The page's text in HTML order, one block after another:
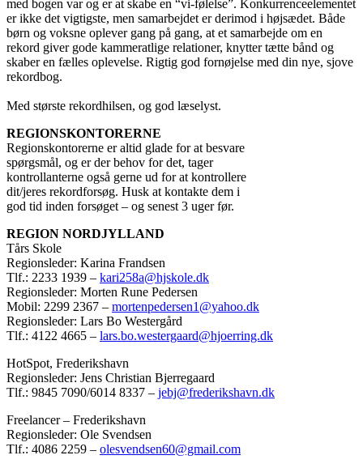
med bogen var og er at skabe en “vi-følelse”. Konkurrenceelementet
er ikke det vigtigste, men samarbejdet er derimod i højsædet. Både
børn og voksne oplever gang på gang, at et samarbejde om en
rekord giver gode kammeratlige relationer, knytter tætte bånd og
skaber en fælles oplevelse. Rigtig god fornøjelse med din nye, sjove
rekordbog.
Med største rekordhilsen, og god læselyst.
REGIONSKONTORERNE
Regionskontorerne er altid glade for at besvare
spørgsmål, og er der behov for det, tager
kontrollanterne også gerne ud for at kontrollere
dit/jeres rekordforsøg. Husk at kontakte dem i
god tid inden forsøget – og senest 3 uger før.
REGION NORDJYLLAND
Tårs Skole
Regionsleder: Karina Frandsen
Tlf.: 2233 1939 – kari258a@hjskole.dk
Regionsleder: Morten Rune Pedersen
Mobil: 2299 2367 – mortenpedersen1@yahoo.dk
Regionsleder: Lars Bo Westergård
Tlf.: 4122 4665 – lars.bo.westergaard@hjoerring.dk
HotSpot, Frederikshavn
Regionsleder: Jens Christian Bjerregaard
Tlf.: 9845 7090/6014 8337 – jebj@frederikshavn.dk
Freelancer – Frederikshavn
Regionsleder: Ole Svendsen
Tlf.: 4086 2259 – olesvendsen60@gmail.com